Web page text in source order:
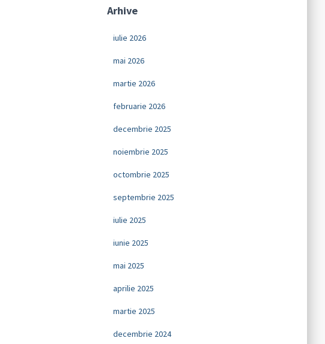
Arhive
iulie 2026
mai 2026
martie 2026
februarie 2026
decembrie 2025
noiembrie 2025
octombrie 2025
septembrie 2025
iulie 2025
iunie 2025
mai 2025
aprilie 2025
martie 2025
decembrie 2024